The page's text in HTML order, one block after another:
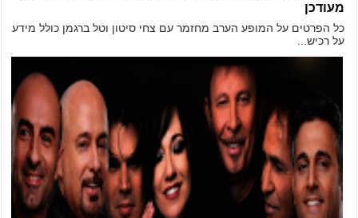
מעודכן
כל הפרטים על המופע הערב מחזמר עם צחי סיטון וטל ברגמן כולל מידע
על רכיש...